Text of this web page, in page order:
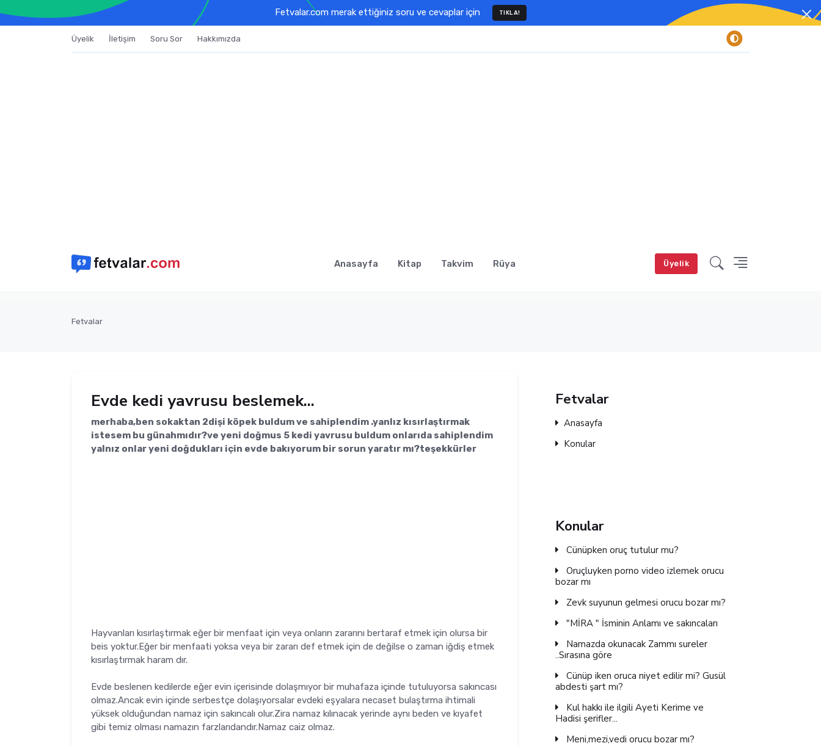
Fetvalar.com merak ettiğiniz soru ve cevaplar için TIKLA!
Üyelik İletişim Soru Sor Hakkımızda
Anasayfa Kitap Takvim Rüya Üyelik
Fetvalar
Evde kedi yavrusu beslemek...
merhaba,ben sokaktan 2dişi köpek buldum ve sahiplendim .yanlız kısırlaştırmak
istesem bu günahmıdır?ve yeni doğmus 5 kedi yavrusu buldum onlarıda sahiplendim
yalnız onlar yeni doğdukları için evde bakıyorum bir sorun yaratır mı?teşekkürler
Hayvanları kısırlaştırmak eğer bir menfaat için veya onların zararını bertaraf etmek için olursa bir
beis yoktur.Eğer bir menfaati yoksa veya bir zararı def etmek için de değilse o zaman iğdiş etmek
kısırlaştırmak haram dır.
Evde beslenen kedilerde eğer evin içerisinde dolaşmıyor bir muhafaza içinde tutuluyorsa sakıncası
olmaz.Ancak evin içinde serbestçe dolaşıyorsalar evdeki eşyalara necaset bulaştırma ihtimali
yüksek olduğundan namaz için sakıncalı olur.Zira namaz kılınacak yerinde aynı beden ve kıyafet
gibi temiz olması namazın farzlarıdandır.Namaz caiz olmaz.
Fetvalar
Anasayfa
Konular
Konular
Cünüpken oruç tutulur mu?
Oruçluyken porno video izlemek orucu
bozar mı
Zevk suyunun gelmesi orucu bozar mı?
"MİRA " İsminin Anlamı ve sakıncaları
Namazda okunacak Zammı sureler
..Sırasına göre
Cünüp iken oruca niyet edilir mi? Gusül
abdesti şart mı?
Kul hakkı ile ilgili Ayeti Kerime ve
Hadisi şerifler...
Meni,mezi,vedi orucu bozar mı?